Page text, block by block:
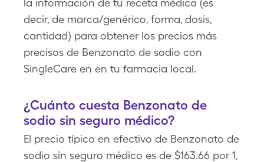
la información de tu receta médica (es
decir, de marca/genérico, forma, dosis,
cantidad) para obtener los precios más
precisos de Benzonato de sodio con
SingleCare en en tu farmacia local.
¿Cuánto cuesta Benzonato de
sodio sin seguro médico?
El precio típico en efectivo de Benzonato de
sodio sin seguro médico es de $163.66 por 1,